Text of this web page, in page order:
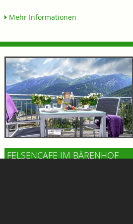
Mehr Informationen
FELSENCAFE IM BÄRENHOF